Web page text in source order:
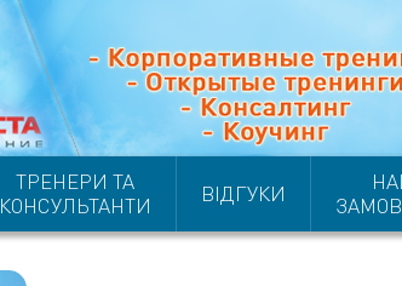
ТРЕНЕРИ ТА
КОНСУЛЬТАНТИ
ВІДГУКИ